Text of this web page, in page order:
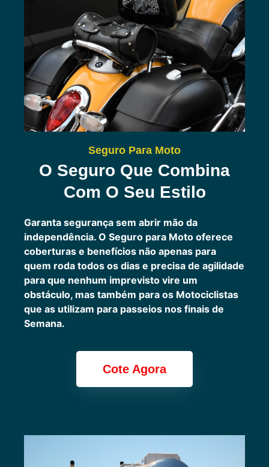
Seguro Para Moto
O Seguro Que Combina
Com O Seu Estilo
Garanta segurança sem abrir mão da
independência. O Seguro para Moto oferece
coberturas e benefícios não apenas para
quem roda todos os dias e precisa de agilidade
para que nenhum imprevisto vire um
obstáculo, mas também para os Motociclistas
que as utilizam para passeios nos finais de
Semana.
Cote Agora